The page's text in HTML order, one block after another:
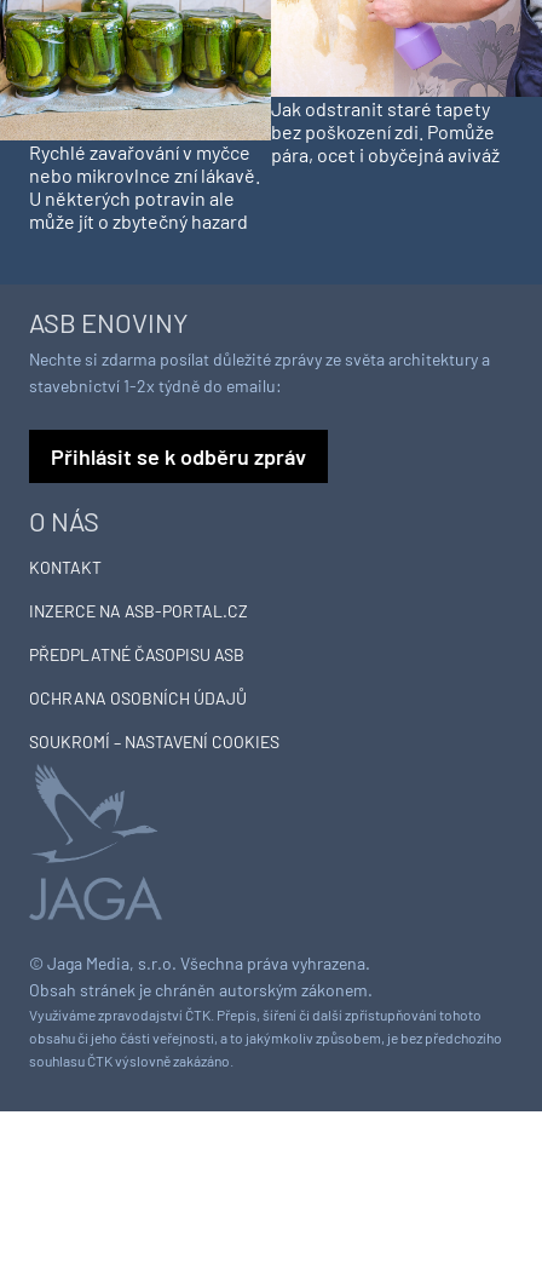
Rychlé zavařování v myčce
nebo mikrovlnce zní lákavě.
U některých potravin ale
může jít o zbytečný hazard
Jak odstranit staré tapety
bez poškození zdi. Pomůže
pára, ocet i obyčejná aviváž
© Jaga Media, s.r.o. Všechna práva vyhrazena.
Obsah stránek je chráněn autorským zákonem.
Využíváme zpravodajství ČTK. Přepis, šíření či další zpřístupňování tohoto
obsahu či jeho části veřejnosti, a to jakýmkoliv způsobem, je bez předchozího
souhlasu ČTK výslovně zakázáno.
O NÁS
KONTAKT
INZERCE NA ASB-PORTAL.CZ
PŘEDPLATNÉ ČASOPISU ASB
OCHRANA OSOBNÍCH ÚDAJŮ
SOUKROMÍ – NASTAVENÍ COOKIES
ASB ENOVINY
Nechte si zdarma posílat důležité zprávy ze světa architektury a
stavebnictví 1-2x týdně do emailu:
Přihlásit se k odběru zpráv